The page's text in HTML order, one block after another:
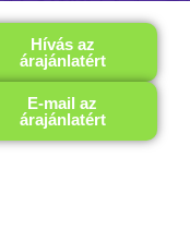
Hívás az
árajánlatért
E-mail az
árajánlatért